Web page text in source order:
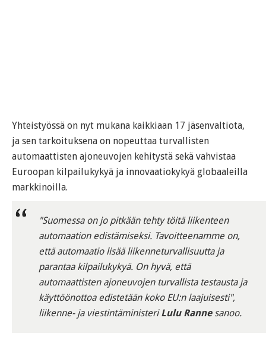
Yhteistyössä on nyt mukana kaikkiaan 17 jäsenvaltiota,
ja sen tarkoituksena on nopeuttaa turvallisten
automaattisten ajoneuvojen kehitystä sekä vahvistaa
Euroopan kilpailukykyä ja innovaatiokykyä globaaleilla
markkinoilla.
"Suomessa on jo pitkään tehty töitä liikenteen
automaation edistämiseksi. Tavoitteenamme on,
että automaatio lisää liikenneturvallisuutta ja
parantaa kilpailukykyä. On hyvä, että
automaattisten ajoneuvojen turvallista testausta ja
käyttöönottoa edistetään koko EU:n laajuisesti",
liikenne- ja viestintäministeriLulu Rannesanoo.